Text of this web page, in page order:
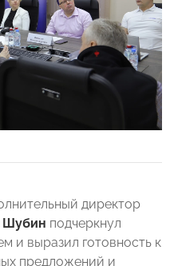
директор
Шубин подчеркнул
и выразил готовность к
предложений и